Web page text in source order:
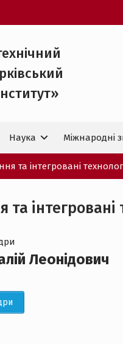
з
Наука Міжнародні
та інтегровані
інтегровані
Леонідович